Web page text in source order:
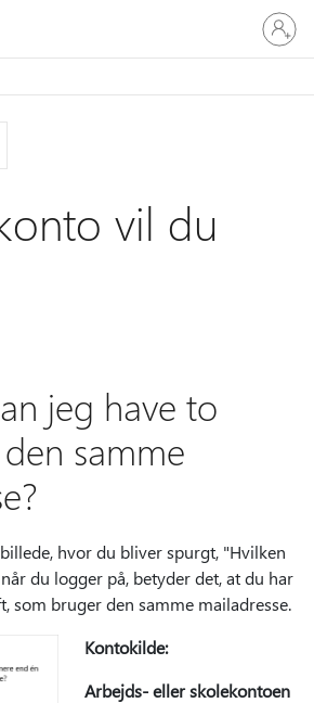
Log
på
din
vil du
jeg have to
samme
hvor du bliver spurgt, "Hvilken
du logger på, betyder det, at du har
som bruger den samme mailadresse.
Kontokilde:
Arbejds- eller skolekontoen